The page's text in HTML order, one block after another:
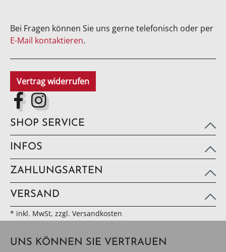
Bei Fragen können Sie uns gerne telefonisch oder per
E-Mail kontaktieren.
Vertrag widerrufen
SHOP SERVICE
INFOS
ZAHLUNGSARTEN
VERSAND
* inkl. MwSt, zzgl. Versandkosten
UNS KÖNNEN SIE VERTRAUEN